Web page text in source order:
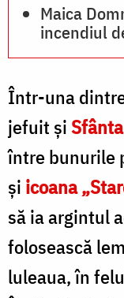
Maica
incendiul
Într-una
jefuit şi
între bunurile
şi icoana
să ia argintul
folosească
luleaua, în